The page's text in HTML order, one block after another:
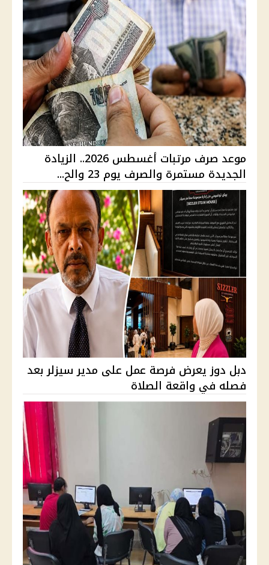
موعد صرف مرتبات أغسطس 2026.. الزيادة
الجديدة مستمرة والصرف يوم 23 والح...
دبل دوز يعرض فرصة عمل على مدير سيزلر بعد
فصله في واقعة الصلاة